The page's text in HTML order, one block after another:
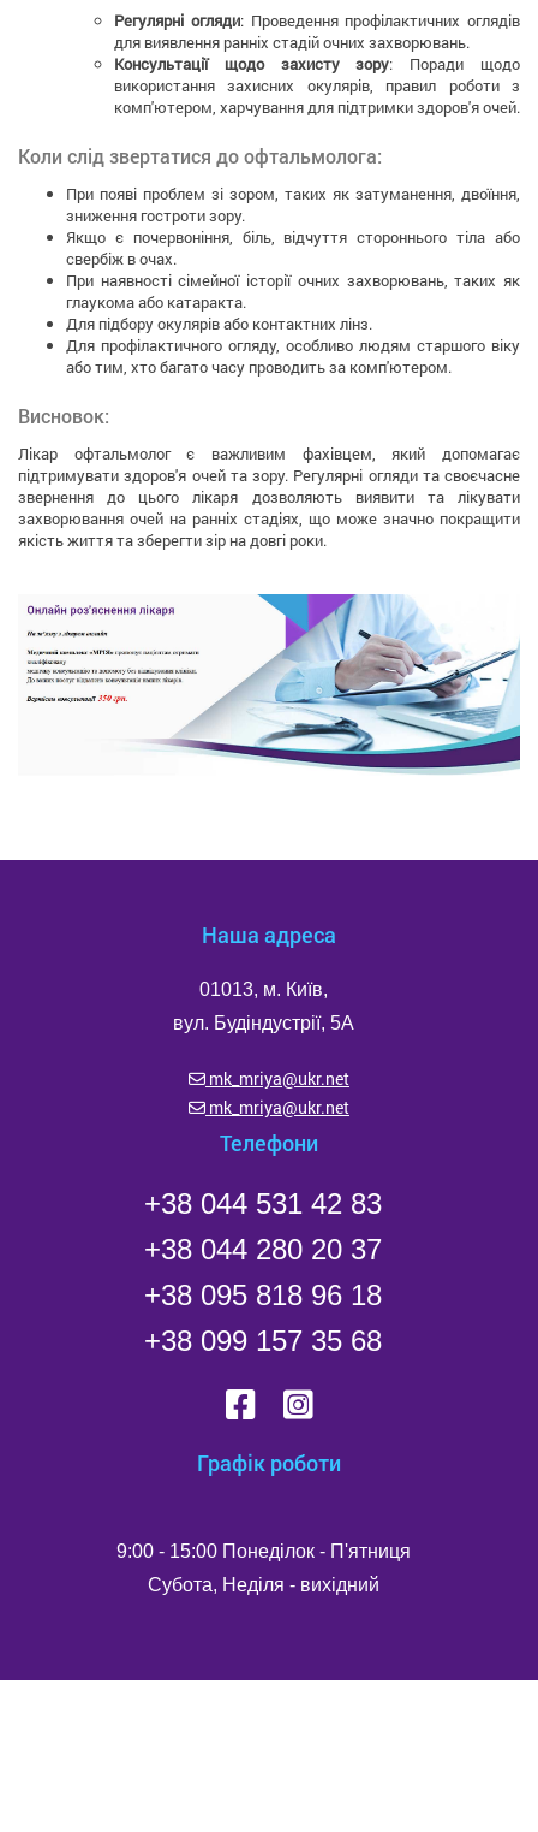
Регулярні огляди: Проведення профілактичних оглядів
для виявлення ранніх стадій очних захворювань.
Консультації щодо захисту зору: Поради щодо
використання захисних окулярів, правил роботи з
комп'ютером, харчування для підтримки здоров'я очей.
Коли слід звертатися до офтальмолога:
При появі проблем зі зором, таких як затуманення, двоїння,
зниження гостроти зору.
Якщо є почервоніння, біль, відчуття стороннього тіла або
свербіж в очах.
При наявності сімейної історії очних захворювань, таких як
глаукома або катаракта.
Для підбору окулярів або контактних лінз.
Для профілактичного огляду, особливо людям старшого віку
або тим, хто багато часу проводить за комп'ютером.
Висновок:
Лікар офтальмолог є важливим фахівцем, який допомагає
підтримувати здоров'я очей та зору. Регулярні огляди та своєчасне
звернення до цього лікаря дозволяють виявити та лікувати
захворювання очей на ранніх стадіях, що може значно покращити
якість життя та зберегти зір на довгі роки.
Наша адреса
01013, м. Київ,
вул. Будіндустрії, 5А
mk_mriya@ukr.net
mk_mriya@ukr.net
Телефони
+38 044 531 42 83
+38 044 280 20 37
+38 095 818 96 18
+38 099 157 35 68
Графік роботи
9:00 - 15:00 Понеділок - П'ятниця
Субота, Неділя - вихідний